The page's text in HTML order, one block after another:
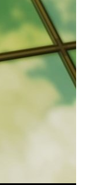
عدد اليوم
مواقيت الصلاة
الأحوال الجوية